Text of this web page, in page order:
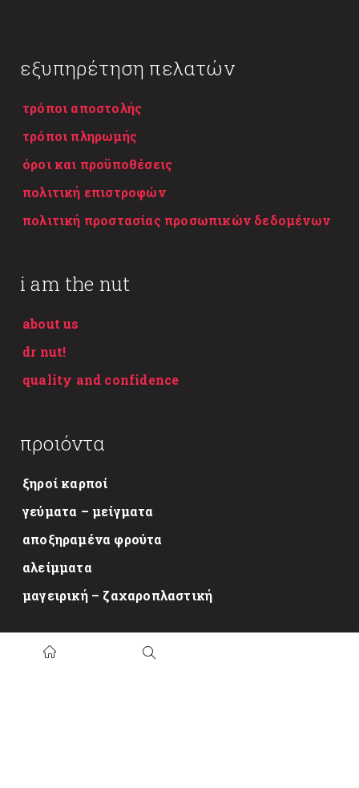
εξυπηρέτηση πελατών
τρόποι αποστολής
τρόποι πληρωμής
όροι και προϋποθέσεις
πολιτική επιστροφών
πολιτική προστασίας προσωπικών δεδομένων
i am the nut
about us
dr nut!
quality and confidence
προιόντα
ξηροί καρποί
γεύματα – μείγματα
αποξηραμένα φρούτα
αλείμματα
μαγειρική – ζαχαροπλαστική